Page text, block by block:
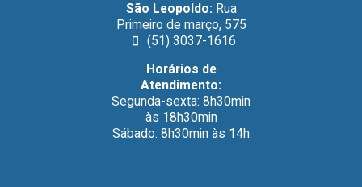
São Leopoldo: Rua
Primeiro de março, 575
(51) 3037-1616
Horários de
Atendimento:
Segunda-sexta: 8h30min
às 18h30min
Sábado: 8h30min às 14h